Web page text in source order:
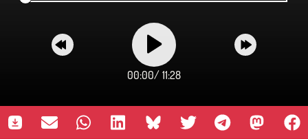
00:00/ 11:28